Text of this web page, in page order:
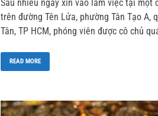
Sau nhiều ngày xin vào làm việc tại một
trên đường Tên Lửa, phường Tân Tạo A,
Tân, TP HCM, phóng viên được cô chủ
READ MORE